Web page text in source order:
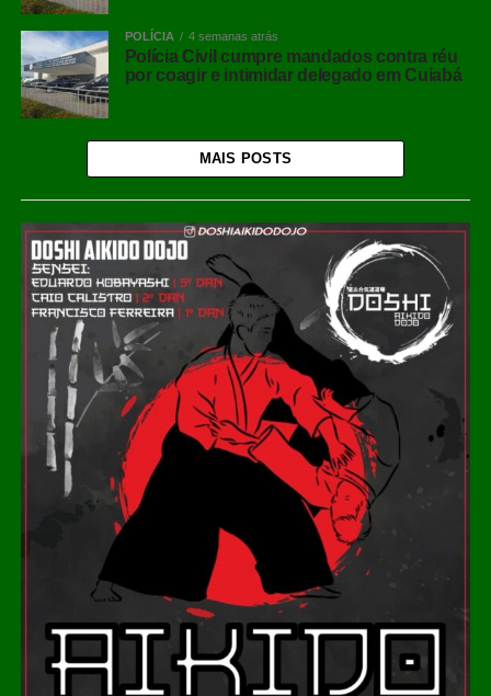
POLÍCIA 4 semanas atrás
Polícia Civil cumpre mandados contra réu
por coagir e intimidar delegado em Cuiabá
MAIS POSTS